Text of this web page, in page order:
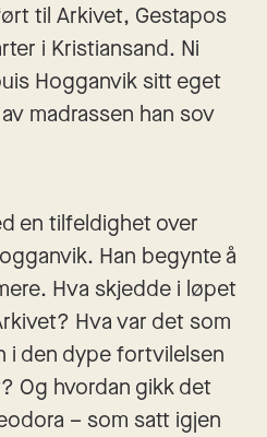
til Arkivet, Gestapos
i Kristiansand. Ni
Hogganvik sitt eget
madrassen han sov
en tilfeldighet over
Han begynte å
Hva skjedde i løpet
Hva var det som
i den dype fortvilelsen
Og hvordan gikk det
– som satt igjen